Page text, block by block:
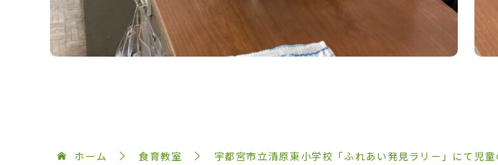
ホーム 食育教室 宇都宮市立清原東小学校「ふれあい発見ラリー」にて児